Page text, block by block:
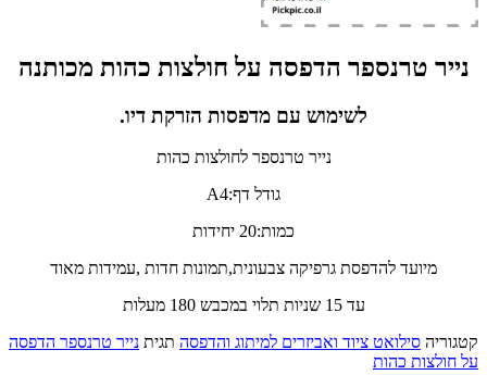
נייר טרנספר הדפסה על חולצות כהות מכותנה
לשימוש עם מדפסות הזרקת דיו.
נייר טרנספר לחולצות כהות
גודל דף:A4
כמות:20 יחידות
מיועד להדפסת גרפיקה צבעונית,תמונות חדות ,עמידות מאוד
עד 15 שניות תלוי במכבש 180 מעלות
קטגוריה סילואט ציוד ואביזרים למיתוג והדפסה תגית נייר טרנספר הדפסה
על חולצות כהות